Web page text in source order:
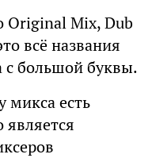
Original Mix, Dub
всё названия
с большой буквы.
микса есть
является